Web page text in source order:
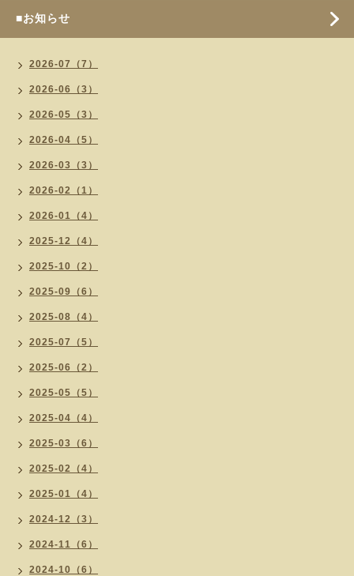
■お知らせ
2026-07（7）
2026-06（3）
2026-05（3）
2026-04（5）
2026-03（3）
2026-02（1）
2026-01（4）
2025-12（4）
2025-10（2）
2025-09（6）
2025-08（4）
2025-07（5）
2025-06（2）
2025-05（5）
2025-04（4）
2025-03（6）
2025-02（4）
2025-01（4）
2024-12（3）
2024-11（6）
2024-10（6）